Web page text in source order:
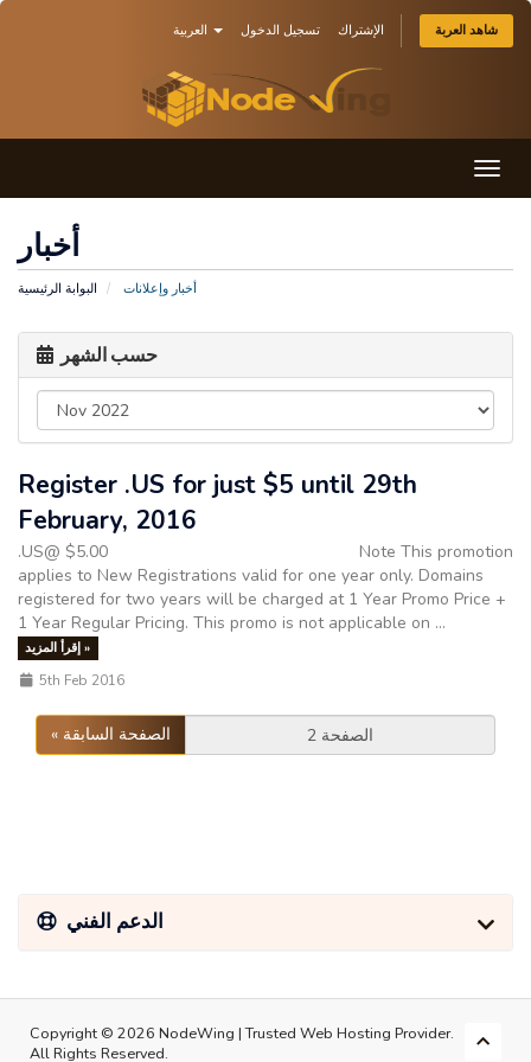
تسجيل الدخول الإشتراك شاهد العربة
أخبار
البوابة الرئيسية أخبار وإعلانات
حسب الشهر
Register .US for just $5 until 29th
February, 2016
.US@ $5.00 Note This promotion
applies to New Registrations valid for one year only. Domains
registered for two years will be charged at 1 Year Promo Price +
1 Year Regular Pricing. This promo is not applicable on ...
إقرأ المزيد »
5th Feb 2016
« الصفحة السابقة
الدعم الفني
Copyright © 2026 NodeWing | Trusted Web Hosting Provider.
All Rights Reserved.